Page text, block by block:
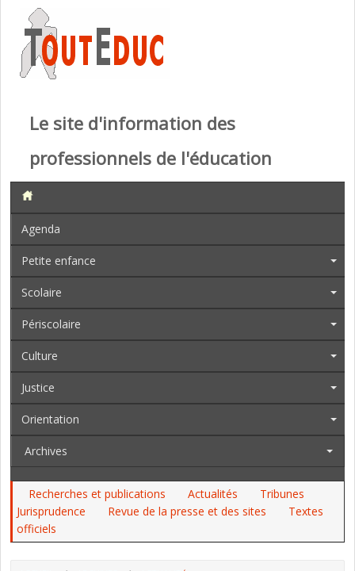
Le site d'information des
professionnels de l'éducation
Agenda
Petite enfance
Scolaire
Périscolaire
Culture
Justice
Orientation
Archives
Recherches et publications Actualités
Tribunes
Jurisprudence
Revue de la presse et des sites
Textes
officiels